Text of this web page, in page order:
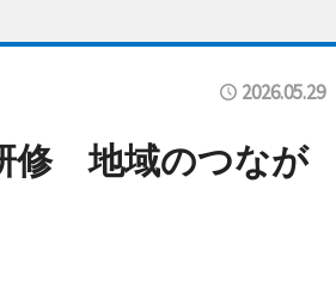
2026.05.29
修 地域のつなが